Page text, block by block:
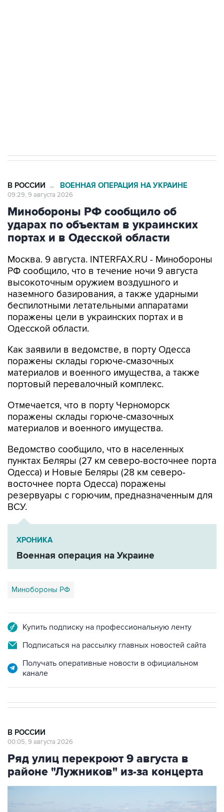
В РОССИИ → ВОЕННАЯ ОПЕРАЦИЯ НА УКРАИНЕ
09:29, 9 августа 2026
Минобороны РФ сообщило об
ударах по объектам в украинских
портах и в Одесской области
Москва. 9 августа. INTERFAX.RU - Минобороны
РФ сообщило, что в течение ночи 9 августа
высокоточным оружием воздушного и
наземного базирования, а также ударными
беспилотными летательными аппаратами
поражены цели в украинских портах и в
Одесской области.
Как заявили в ведомстве, в порту Одесса
поражены склады горюче-смазочных
материалов и военного имущества, а также
портовый перевалочный комплекс.
Отмечается, что в порту Черноморск
поражены склады горюче-смазочных
материалов и военного имущества.
Ведомство сообщило, что в населенных
пунктах Беляры (27 км северо-восточнее порта
Одесса) и Новые Беляры (28 км северо-
восточнее порта Одесса) поражены
резервуары с горючим, предназначенным для
ВСУ.
ХРОНИКА
Военная операция на Украине
Минобороны РФ
Купить подписку на профессиональную ленту
Подписаться на рассылку главных новостей сайта
Получать оперативные новости в официальном
канале
В РОССИИ
00:05, 9 августа 2026
Ряд улиц перекроют 9 августа в
районе "Лужников" из-за концерта